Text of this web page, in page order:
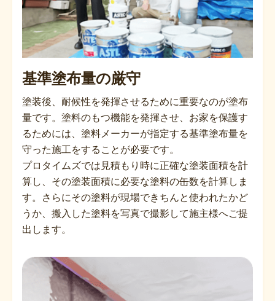
基準塗布量の厳守
塗装後、耐候性を発揮させるために重要なのが塗布
量です。塗料のもつ機能を発揮させ、お家を保護す
るためには、塗料メーカーが指定する基準塗布量を
守った施工をすることが必要です。
プロタイムズでは見積もり時に正確な塗装面積を計
算し、その塗装面積に必要な塗料の缶数を計算しま
す。さらにその塗料が現場できちんと使われたかど
うか、搬入した塗料を写真で撮影して施主様へご提
出します。